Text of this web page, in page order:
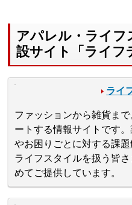
アパレル・ライフ
設サイト「ライフ
ライ
ファッションから雑貨ま
ートする情報サイトです
やお困りごとに対する課
ライフスタイルを扱う皆
めてご提供しています。